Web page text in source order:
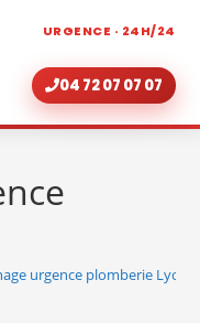
URGENCE · 24H/24
04 72 07 07 07
urgence plomberie Lyon